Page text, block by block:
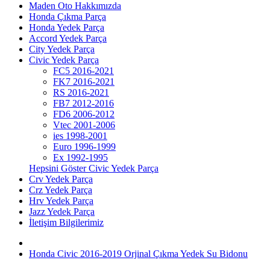
Maden Oto Hakkımızda
Honda Çıkma Parça
Honda Yedek Parça
Accord Yedek Parça
City Yedek Parça
Civic Yedek Parça
FC5 2016-2021
FK7 2016-2021
RS 2016-2021
FB7 2012-2016
FD6 2006-2012
Vtec 2001-2006
ies 1998-2001
Euro 1996-1999
Ex 1992-1995
Hepsini Göster Civic Yedek Parça
Crv Yedek Parça
Crz Yedek Parça
Hrv Yedek Parça
Jazz Yedek Parça
İletişim Bilgilerimiz
Honda Civic 2016-2019 Orjinal Çıkma Yedek Su Bidonu